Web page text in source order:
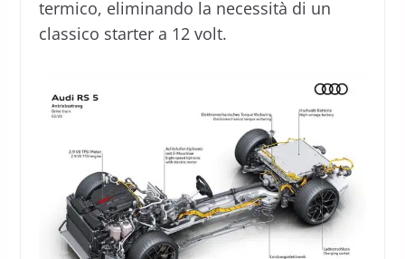
termico, eliminando la necessità di un
classico starter a 12 volt.